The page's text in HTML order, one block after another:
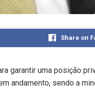
Share on
garantir uma posição
andamento, sendo a